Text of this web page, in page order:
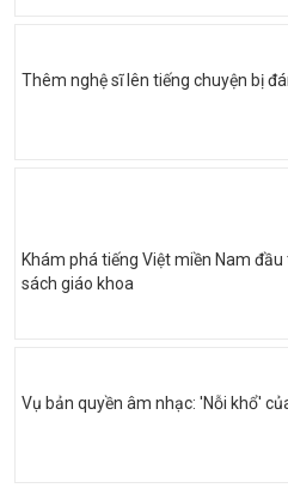
Thêm nghệ sĩ lên tiếng chuyện bị
Khám phá tiếng Việt miền Nam
sách giáo khoa
Vụ bản quyền âm nhạc: 'Nỗi khổ'